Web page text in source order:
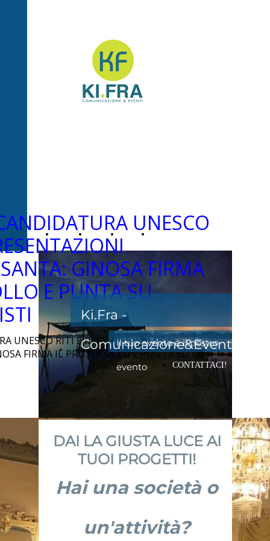
Page siamo
UNESCO
GINOSA FIRMA
E PUNTA SU
UNESCO RITI E RAPPRESENTAZIONI
FIRMA IL PROTOCOLLO E PUNTA SU PA
Ki.Fra -
Comunicazione&Eventi
Il tuo evento è il nostro
evento CONTATTACI!
DAI LA GIUSTA LUCE AI
TUOI PROGETTI!
Hai una società o
un'attività?